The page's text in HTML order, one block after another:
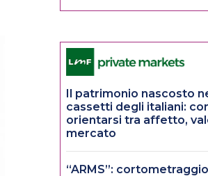
Il patrimonio nascosto
cassetti degli italiani:
orientarsi tra affetto,
mercato
“ARMS”: cortometraggio